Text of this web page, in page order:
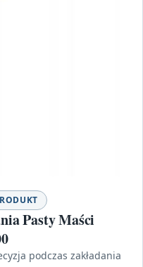
Pasty Maści
podczas zakładania